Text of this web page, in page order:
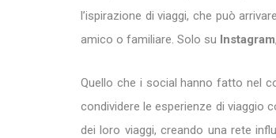
l’ispirazione di viaggi, che può
amico o familiare. Solo su Instagram
Quello che i social hanno fatto nel
condividere le esperienze di viaggio
dei loro viaggi, creando una rete